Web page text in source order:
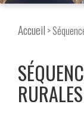
Accueil >